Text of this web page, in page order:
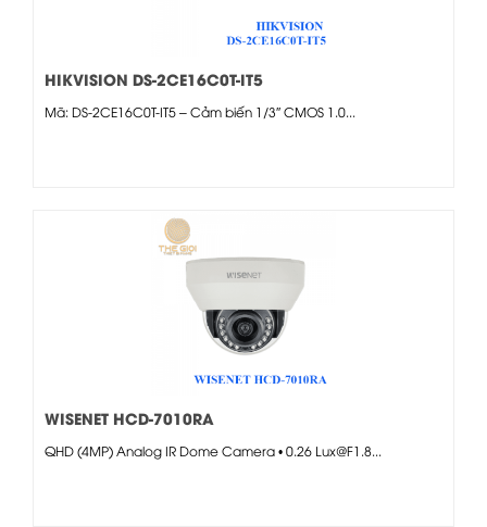
HIKVISION DS-2CE16C0T-IT5
Mã: DS-2CE16C0T-IT5 – Cảm biến 1/3″ CMOS 1.0...
WISENET HCD-7010RA
QHD (4MP) Analog IR Dome Camera • 0.26 Lux@F1.8...